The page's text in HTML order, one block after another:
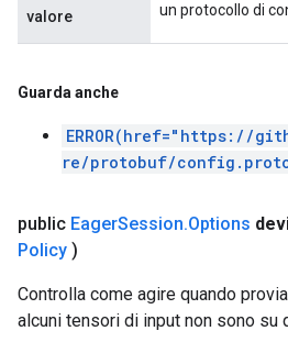
valore un protocollo di
Guarda anche
ERROR(href="https://
re/protobuf/
public EagerSession.Options
Policy )
Controlla come agire quando
alcuni tensori di input non sono su